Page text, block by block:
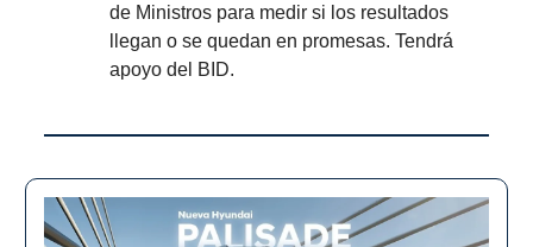
de Ministros para medir si los resultados
llegan o se quedan en promesas. Tendrá
apoyo del BID.